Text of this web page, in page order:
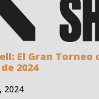
El Gran Torneo
2024
2024